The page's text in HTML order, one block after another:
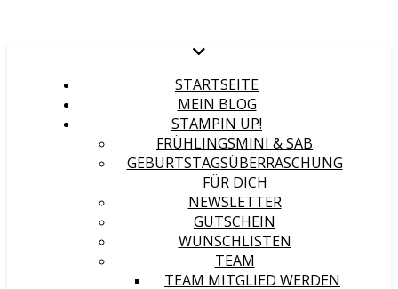
STARTSEITE
MEIN BLOG
STAMPIN UP!
FRÜHLINGSMINI & SAB
GEBURTSTAGSÜBERRASCHUNG
FÜR DICH
NEWSLETTER
GUTSCHEIN
WUNSCHLISTEN
TEAM
TEAM MITGLIED WERDEN